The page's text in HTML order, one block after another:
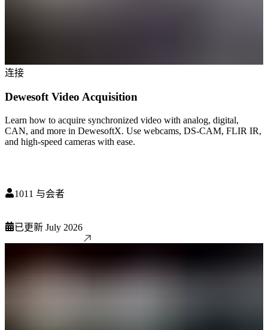
连接
Dewesoft Video Acquisition
Learn how to acquire synchronized video with analog, digital,
CAN, and more in DewesoftX. Use webcams, DS-CAM, FLIR IR,
and high-speed cameras with ease.
1011 与会者
已更新 July 2026